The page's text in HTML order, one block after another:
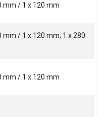
mm / 1 x 120 mm
mm / 1 x 120 mm; 1 x 280
mm / 1 x 120 mm